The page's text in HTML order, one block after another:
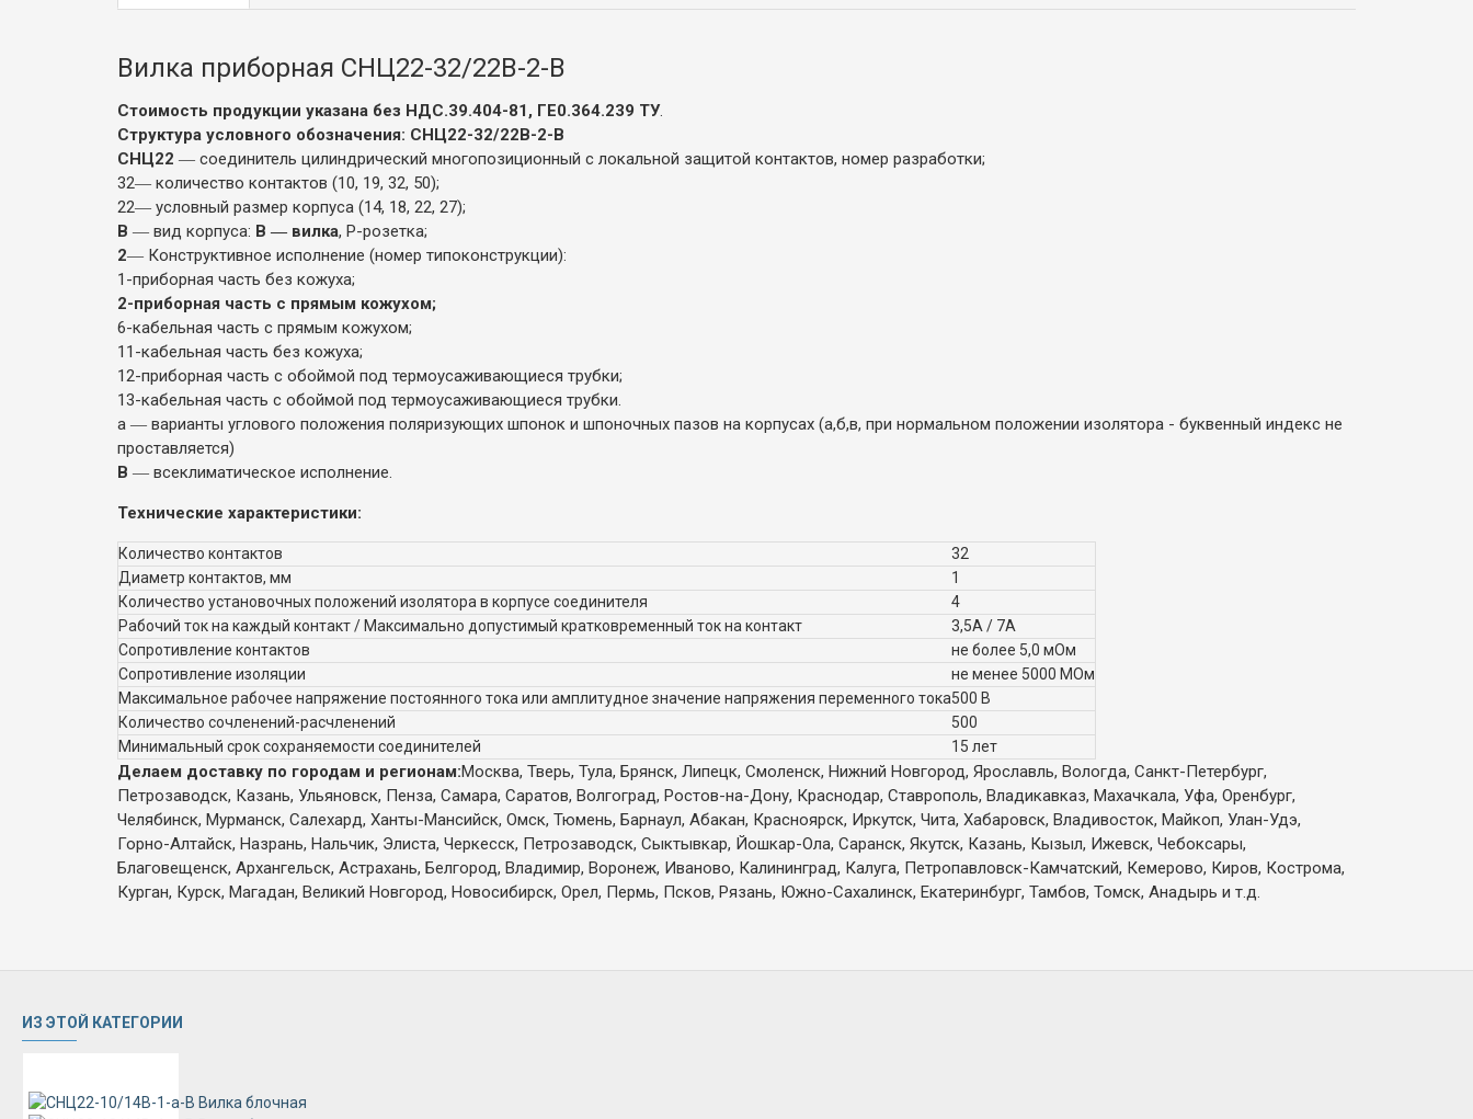
Вилка приборная СНЦ22-32/22В-2-В
Стоимость продукции указана без НДС.39.404-81, ГЕ0.364.239 ТУ.
Структура условного обозначения: СНЦ22-32/22В-2-В
СНЦ22 ― соединитель цилиндрический многопозиционный с локальной защитой контактов, номер разработки;
32― количество контактов (10, 19, 32, 50);
22― условный размер корпуса (14, 18, 22, 27);
В ― вид корпуса: В ― вилка, Р-розетка;
2― Конструктивное исполнение (номер типоконструкции):
1-приборная часть без кожуха;
2-приборная часть с прямым кожухом;
6-кабельная часть с прямым кожухом;
11-кабельная часть без кожуха;
12-приборная часть с обоймой под термоусаживающиеся трубки;
13-кабельная часть с обоймой под термоусаживающиеся трубки.
а ― варианты углового положения поляризующих шпонок и шпоночных пазов на корпусах (а,б,в, при нормальном положении изолятора - буквенный индекс не
проставляется)
В ― всеклиматическое исполнение.
Технические характеристики:
Количество контактов
32
Диаметр контактов, мм
1
Количество установочных положений изолятора в корпусе соединителя
4
Рабочий ток на каждый контакт / Максимально допустимый кратковременный ток на контакт
3,5А / 7А
Сопротивление контактов
не более 5,0 мОм
Сопротивление изоляции
не менее 5000 МОм
Максимальное рабочее напряжение постоянного тока или амплитудное значение напряжения переменного тока500 В
Количество сочленений-расчленений
500
Минимальный срок сохраняемости соединителей
15 лет
Делаем доставку по городам и регионам:Москва, Тверь, Тула, Брянск, Липецк, Смоленск, Нижний Новгород, Ярославль, Вологда, Санкт-Петербург,
Петрозаводск, Казань, Ульяновск, Пенза, Самара, Саратов, Волгоград, Ростов-на-Дону, Краснодар, Ставрополь, Владикавказ, Махачкала, Уфа, Оренбург,
Челябинск, Мурманск, Салехард, Ханты-Мансийск, Омск, Тюмень, Барнаул, Абакан, Красноярск, Иркутск, Чита, Хабаровск, Владивосток, Майкоп, Улан-Удэ,
Горно-Алтайск, Назрань, Нальчик, Элиста, Черкесск, Петрозаводск, Сыктывкар, Йошкар-Ола, Саранск, Якутск, Казань, Кызыл, Ижевск, Чебоксары,
Благовещенск, Архангельск, Астрахань, Белгород, Владимир, Воронеж, Иваново, Калининград, Калуга, Петропавловск-Камчатский, Кемерово, Киров, Кострома,
Курган, Курск, Магадан, Великий Новгород, Новосибирск, Орел, Пермь, Псков, Рязань, Южно-Сахалинск, Екатеринбург, Тамбов, Томск, Анадырь и т.д.
ИЗ ЭТОЙ КАТЕГОРИИ